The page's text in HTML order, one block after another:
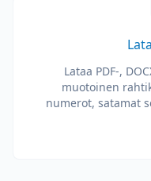
Lataa PDF-,
muotoinen
numerot, satamat